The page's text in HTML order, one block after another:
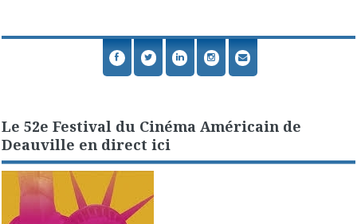
Le 52e Festival du Cinéma Américain de
Deauville en direct ici